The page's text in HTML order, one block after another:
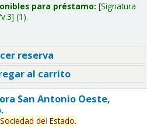
para préstamo: Signatura
(1).
reserva
al carrito
San Antonio Oeste,
Sociedad del Estado.